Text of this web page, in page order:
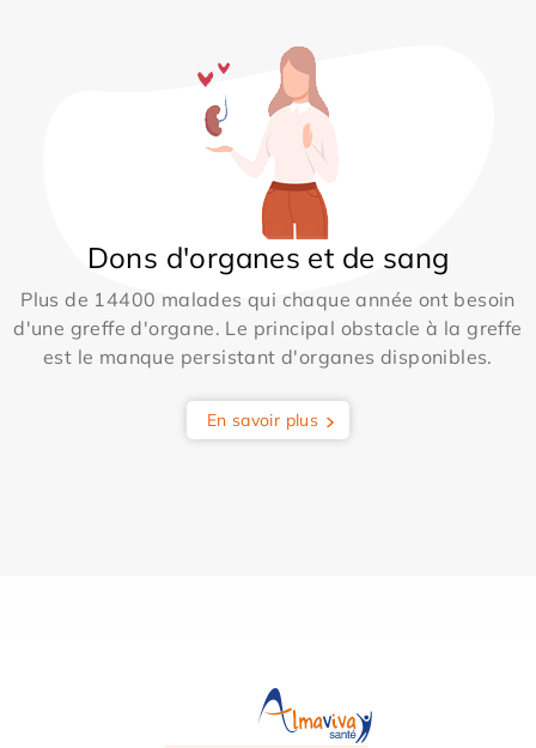
Dons d'organes et de sang
Plus de 14400 malades qui chaque année ont besoin
d'une greffe d'organe. Le principal obstacle à la greffe
est le manque persistant d'organes disponibles.
En savoir plus